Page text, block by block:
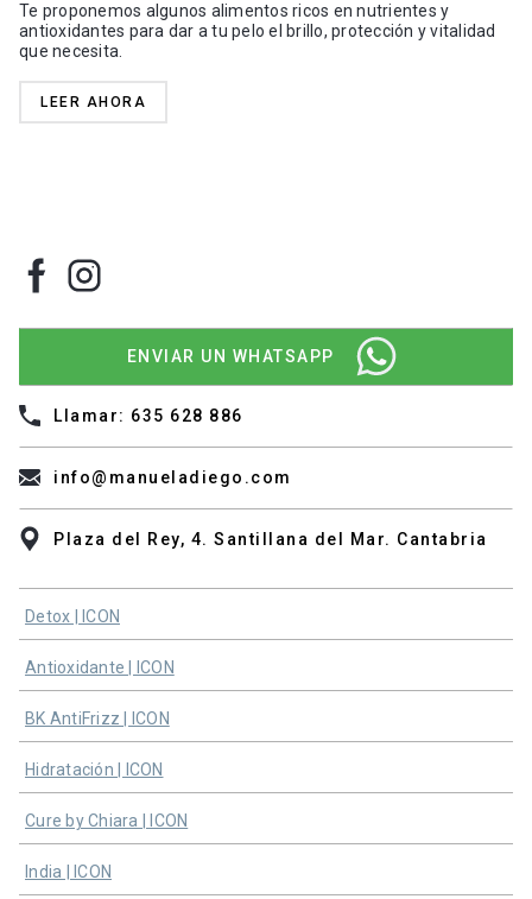
Te proponemos algunos alimentos ricos en nutrientes y
antioxidantes para dar a tu pelo el brillo, protección y vitalidad
que necesita.
LEER AHORA
ENVIAR UN WHATSAPP
Llamar: 635 628 886
info@manueladiego.com
Plaza del Rey, 4. Santillana del Mar. Cantabria
Detox | ICON
Antioxidante | ICON
BK AntiFrizz | ICON
Hidratación | ICON
Cure by Chiara | ICON
India | ICON